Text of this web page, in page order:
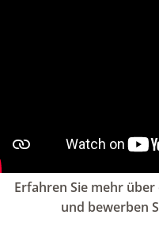
Erfahren Sie mehr über
und bewerben